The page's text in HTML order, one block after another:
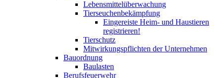
Lebensmittelüberwachung
Tierseuchenbekämpfung
Eingereiste Heim- und Haustieren
registrieren!
Tierschutz
Mitwirkungspflichten der Unternehmen
Bauordnung
Baulasten
Berufsfeuerwehr